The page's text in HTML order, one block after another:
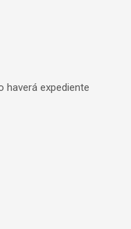
haverá expediente